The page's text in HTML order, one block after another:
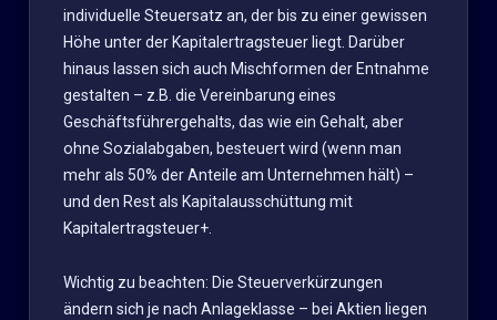
individuelle Steuersatz an, der bis zu einer gewissen
Höhe unter der Kapitalertragsteuer liegt. Darüber
hinaus lassen sich auch Mischformen der Entnahme
gestalten – z.B. die Vereinbarung eines
Geschäftsführergehalts, das wie ein Gehalt, aber
ohne Sozialabgaben, besteuert wird (wenn man
mehr als 50% der Anteile am Unternehmen hält) –
und den Rest als Kapitalausschüttung mit
Kapitalertragsteuer+.
Wichtig zu beachten: Die Steuerverkürzungen
ändern sich je nach Anlageklasse – bei Aktien liegen